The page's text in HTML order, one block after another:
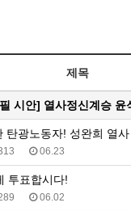
제목
시안] 열사정신계승 윤
노동자! 성완희 열사 38주기 추
06.23
투표합시다!
06.02